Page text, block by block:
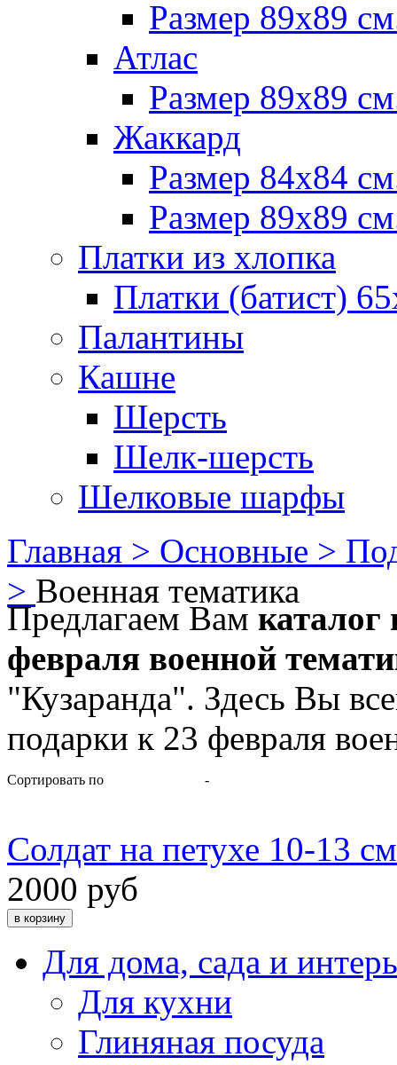
Размер 89х89
Атлас
Размер 89х89
Жаккард
Размер 84х84
Размер 89х89
Платки из хлопка
Платки (батист)
Палантины
Кашне
Шерсть
Шелк-шерсть
Шелковые шарфы
Главная > Основные >
> Военная тематика
Предлагаем Вам
февраля военной
"Кузаранда". Здесь Вы
подарки к 23 февраля
Сортировать по -
Солдат на петухе 10-13
2000 руб
Для дома, сада и
Для кухни
Глиняная посуда